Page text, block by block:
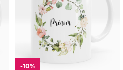
-10%